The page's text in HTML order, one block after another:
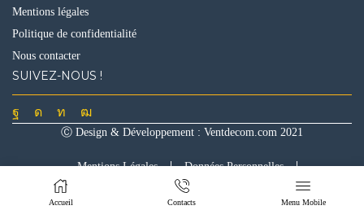
Mentions légales
Politique de confidentialité
Nous contacter
SUIVEZ-NOUS !
Facebook
Instagram
LinkedinYoutube
Ⓒ Design & Développement : Ventdecom.com 2021
Mentions Légales Données Personnelles
Accueil Contacts Menu Mobile